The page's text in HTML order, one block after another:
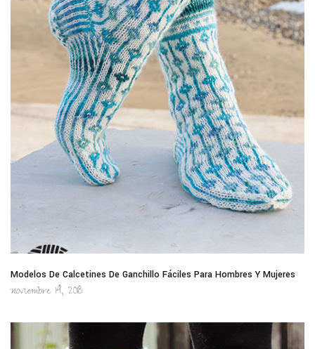
Modelos De Calcetines De Ganchillo Fáciles Para Hombres Y Mujeres
noviembre 14, 2018